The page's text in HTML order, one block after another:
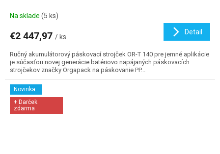
R
M
Na sklade (5 ks)
€2 447,97 / ks
Detail
Ručný akumulátorový páskovací strojček OR-T 140 pre jemné aplikácie
je súčasťou novej generácie batériovo napájaných páskovacích
strojčekov značky Orgapack na páskovanie PP...
Novinka
+ Darček
zdarma